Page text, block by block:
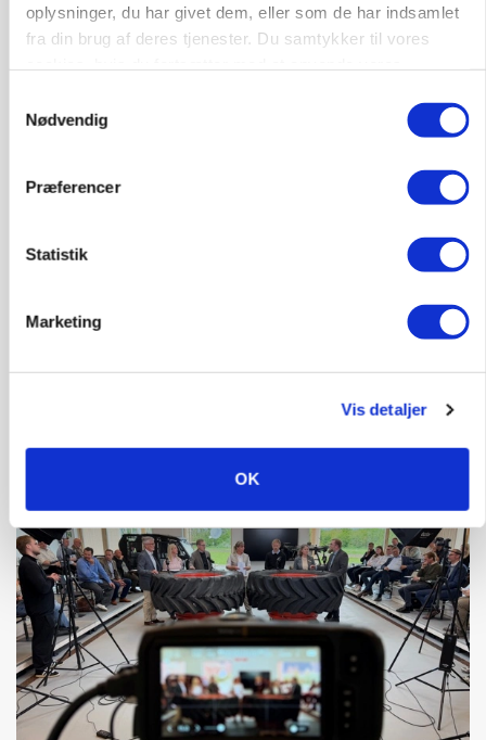
oplysninger, du har givet dem, eller som de har indsamlet
fra din brug af deres tjenester. Du samtykker til vores
Nødvendig
Præferencer
Statistik
Marketing
Vis detaljer
OK
konkurrence- og produktionsvilkår
Prisgab på 20 kroner pr. kg vokser: Polsk kylling